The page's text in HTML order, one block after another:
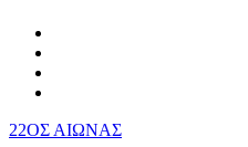
22ΟΣ ΑΙΩΝΑΣ